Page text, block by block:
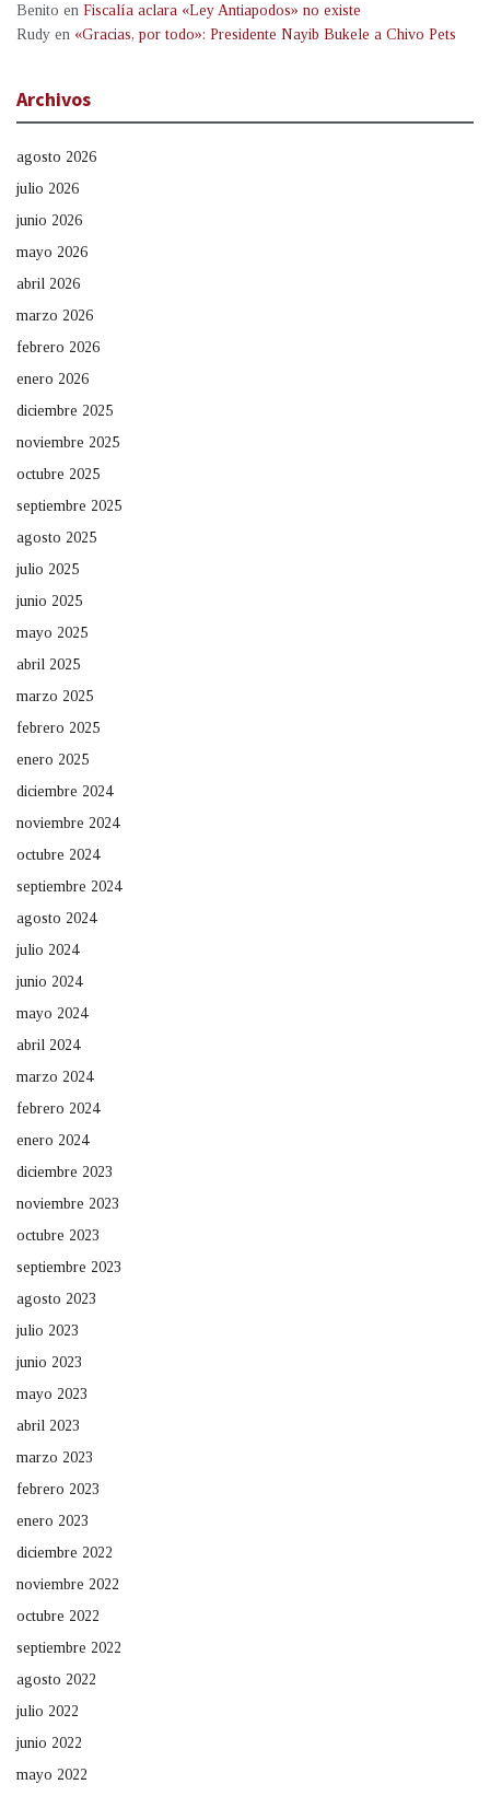
Benito en Fiscalía aclara «Ley Antiapodos» no existe
Rudy en «Gracias, por todo»: Presidente Nayib Bukele a Chivo Pets
Archivos
agosto 2026
julio 2026
junio 2026
mayo 2026
abril 2026
marzo 2026
febrero 2026
enero 2026
diciembre 2025
noviembre 2025
octubre 2025
septiembre 2025
agosto 2025
julio 2025
junio 2025
mayo 2025
abril 2025
marzo 2025
febrero 2025
enero 2025
diciembre 2024
noviembre 2024
octubre 2024
septiembre 2024
agosto 2024
julio 2024
junio 2024
mayo 2024
abril 2024
marzo 2024
febrero 2024
enero 2024
diciembre 2023
noviembre 2023
octubre 2023
septiembre 2023
agosto 2023
julio 2023
junio 2023
mayo 2023
abril 2023
marzo 2023
febrero 2023
enero 2023
diciembre 2022
noviembre 2022
octubre 2022
septiembre 2022
agosto 2022
julio 2022
junio 2022
mayo 2022